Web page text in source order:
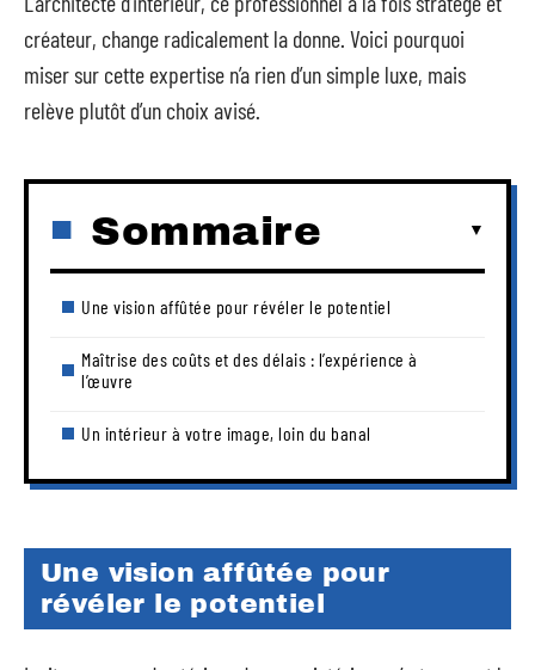
créateur, change radicalement la donne. Voici pourquoi
miser sur cette expertise n’a rien d’un simple luxe, mais
relève plutôt d’un choix avisé.
Sommaire
Une vision affûtée pour révéler le potentiel
Maîtrise des coûts et des délais : l’expérience à
l’œuvre
Un intérieur à votre image, loin du banal
Une vision affûtée pour
révéler le potentiel